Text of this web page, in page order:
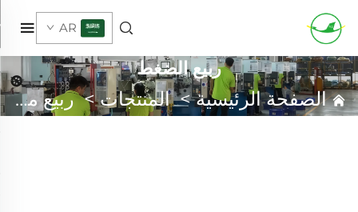
AR
ربيع الضغط
الصفحة الرئيسية>المنتجات>ربيع مخصص